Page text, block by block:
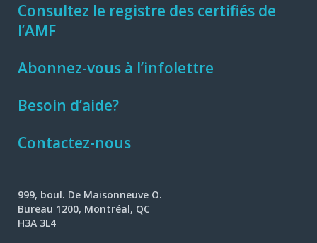
Consultez le registre des certifiés de
l’AMF
Abonnez-vous à l’infolettre
Besoin d’aide?
Contactez-nous
999, boul. De Maisonneuve O.
Bureau 1200, Montréal, QC
H3A 3L4